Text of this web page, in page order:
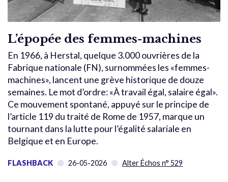
L’épopée des femmes-machines
En 1966, à Herstal, quelque 3.000 ouvrières de la
Fabrique nationale (FN), surnommées les «femmes-
machines», lancent une grève historique de douze
semaines. Le mot d’ordre: «À travail égal, salaire égal».
Ce mouvement spontané, appuyé sur le principe de
l’article 119 du traité de Rome de 1957, marque un
tournant dans la lutte pour l’égalité salariale en
Belgique et en Europe.
FLASHBACK 26-05-2026 Alter Échos n° 529